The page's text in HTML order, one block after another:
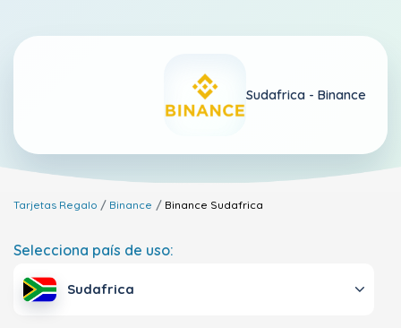
Sudafrica - Binance
Tarjetas Regalo Binance Binance Sudafrica
Selecciona país de uso:
Sudafrica